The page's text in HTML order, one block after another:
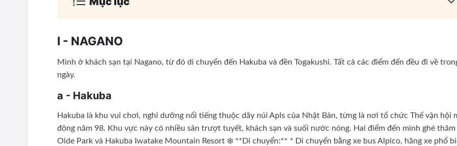
I - NAGANO
Mình ở khách sạn tại Nagano, từ đó di chuyển đến Hakuba và đền Togakushi. Tất cả các điểm đến đều đi về
ngày.
a - Hakuba
Hakuba là khu vui chơi, nghỉ dưỡng nổi tiếng thuộc dãy núi Apls của Nhật Bản, từng là nơi tổ chức Thế vận hội
đông năm 98. Khu vực này có nhiều sân trượt tuyết, khách sạn và suối nước nóng. Hai điểm đến mình ghé thăm
Oide Park và Hakuba Iwatake Mountain Resort ❄️ **Di chuyển:** * Di chuyển bằng xe bus Alpico, hãng xe phổ